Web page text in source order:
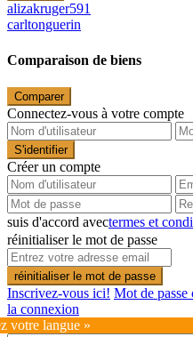
alizakruger591
carltonguerin
Comparaison de biens
Comparer
Connectez-vous à votre compte
S'identifier
Créer un compte
suis d'accord avectermes et
réinitialiser le mot de passe
réinitialiser le mot de passe
Inscrivez-vous ici! Mot de passe
la connexion
votre langue »